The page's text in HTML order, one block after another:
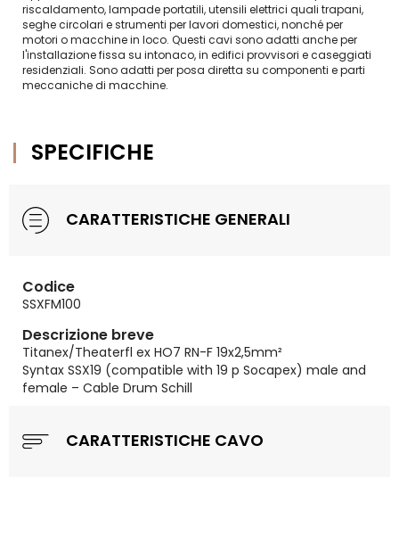
riscaldamento, lampade portatili, utensili elettrici quali trapani,
seghe circolari e strumenti per lavori domestici, nonché per
motori o macchine in loco. Questi cavi sono adatti anche per
l'installazione fissa su intonaco, in edifici provvisori e caseggiati
residenziali. Sono adatti per posa diretta su componenti e parti
meccaniche di macchine.
SPECIFICHE
CARATTERISTICHE GENERALI
Codice
SSXFM100
Descrizione breve
Titanex/Theaterfl ex HO7 RN-F 19x2,5mm²
Syntax SSX19 (compatible with 19 p Socapex) male and
female – Cable Drum Schill
CARATTERISTICHE CAVO